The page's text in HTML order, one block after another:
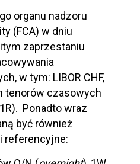
organu nadzoru
(FCA) w dniu
zaprzestaniu
w tym: LIBOR CHF,
tenorów czasowych
1R). Ponadto wraz
być również
referencyjne: